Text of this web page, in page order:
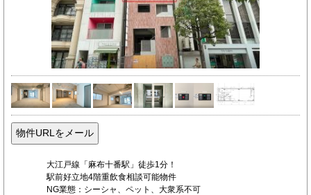
大江戸線「麻布十番駅」徒歩1分！
駅前好立地4階重飲食相談可能物件
NG業態：シーシャ、ペット、大衆系不可